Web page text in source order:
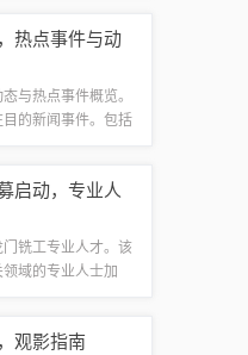
片展示了拔罐...
热点事件与动
与热点事件概览。
的新闻事件。包括
新资讯，了解...
启动，专业人
铣工专业人才。该
域的专业人士加
展空间。有意者...
观影指南